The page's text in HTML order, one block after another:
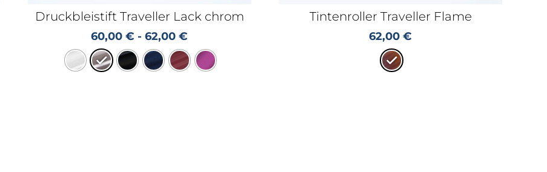
Druckbleistift Traveller Lack chrom
60,00€ -62,00€
Tintenroller Traveller Flame
62,00€